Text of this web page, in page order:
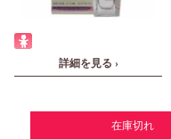
詳細を見る ›
在庫切れ